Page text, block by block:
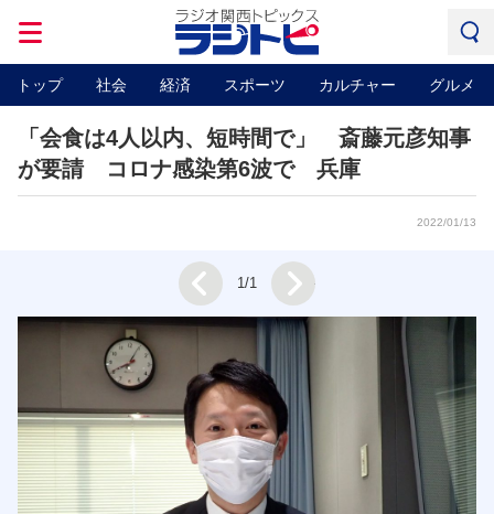
トップ 社会 経済 スポーツ カルチャー グルメ
「会食は4人以内、短時間で」 斎藤元彦知事
が要請 コロナ感染第6波で 兵庫
2022/01/13
Prev 1/1 Next